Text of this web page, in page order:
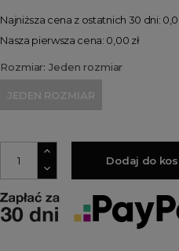
Najniższa cena z ostatnich 30 dni:
Nasza pierwsza cena: 0,00 zł
Rozmiar: Jeden rozmiar
JEDEN ROZMIAR
Dodaj do